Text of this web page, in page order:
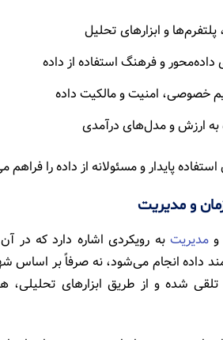
و ابزارهای تحلیل
و فرهنگ استفاده از داده
خصوصی، امنیت و مالکیت داده
به ارزش و مدل‌های درآمدی
پایدار و مسئولانه از داده را فراهم
و مدیریت
و مدیریتبه رویکردی اشاره دارد که در آن
داده انجام می‌شود، نه صرفاً بر اساس
تلقی شده و از طریق ابزارهای